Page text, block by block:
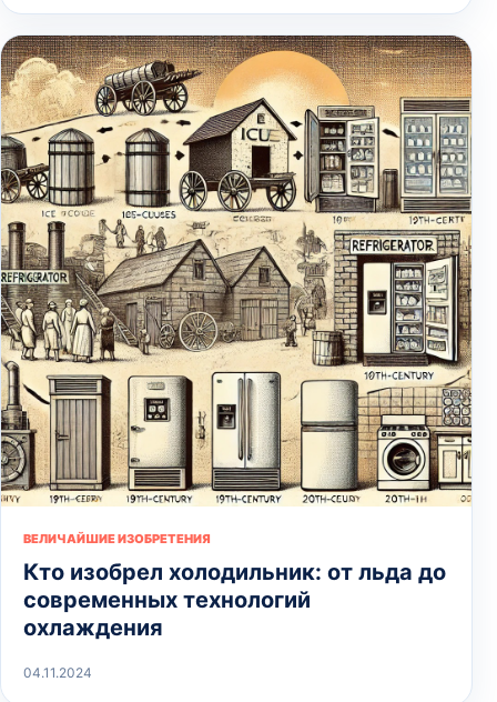
ВЕЛИЧАЙШИЕ ИЗОБРЕТЕНИЯ
Кто изобрел холодильник: от льда до
современных технологий
охлаждения
04.11.2024